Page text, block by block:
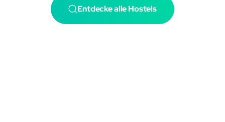
Entdecke alle Hostels